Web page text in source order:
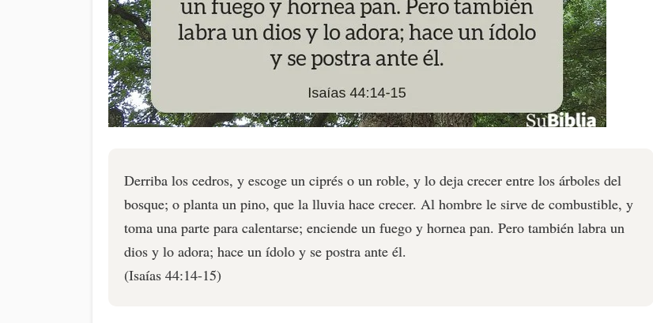
Derriba los cedros, y escoge un ciprés o un roble, y lo deja crecer entre los árboles del
bosque; o planta un pino, que la lluvia hace crecer. Al hombre le sirve de combustible, y
toma una parte para calentarse; enciende un fuego y hornea pan. Pero también labra un
dios y lo adora; hace un ídolo y se postra ante él.
(Isaías 44:14-15)